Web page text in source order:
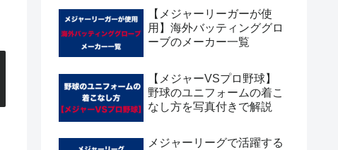
【メジャーリーガーが使
用】海外バッティンググロ
ーブのメーカー一覧
【メジャーVSプロ野球】
野球のユニフォームの着こ
なし方を写真付きで解説
メジャーリーグで活躍する